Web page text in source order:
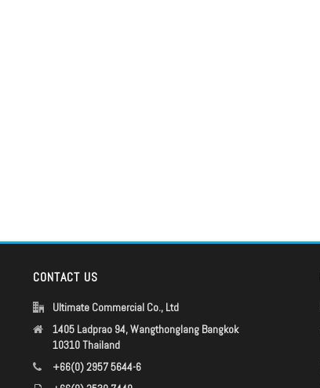
CONTACT US
Ultimate Commercial Co., Ltd
1405 Ladprao 94, Wangthonglang Bangkok
10310 Thailand
+66(0) 2957 5644-6